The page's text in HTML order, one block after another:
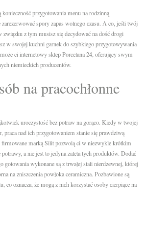
przygotowania menu na rodzinną
spory zapas wolnego czasu. A co, jeśli twój
związku z tym musisz się decydować na dość drogi
w swojej kuchni garnek do szybkiego przygotowywania
ci internetowy sklep Porcelana 24, oferujący swym
niemieckich producentów.
na pracochłonne
uroczystość bez potraw na gorąco. Kiedy w twojej
praca nad ich przygotowaniem stanie się prawdziwą
marką Silit pozwolą ci w niezwykle krótkim
a nie jest to jedyna zaleta tych produktów. Dodać
gotowania wykonane są z trwałej stali nierdzewnej, której
na zniszczenia powłoka ceramiczna. Pozbawione są
co oznacza, że mogą z nich korzystać osoby cierpiące na